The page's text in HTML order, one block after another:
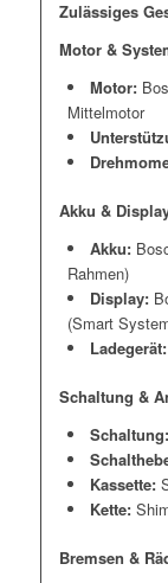
Zulässiges
Motor &
Motor:
Mittelmotor
Akku &
Akku:
Rahmen)
Display:
(Smart
Ladegerät:
Schaltung &
Schaltung:
Kassette:
Kette:
Bremsen &